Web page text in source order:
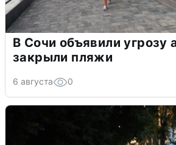
В Сочи объявили угрозу
закрыли пляжи
6 августа 0